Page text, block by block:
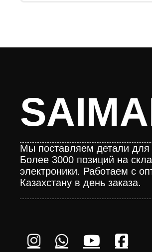
Мы поставляем детали для
Более 3000 позиций на
электроники. Работаем с
Казахстану в день заказа.